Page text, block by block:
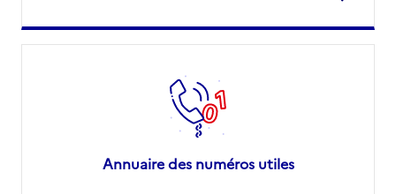
Annuaire des numéros utiles